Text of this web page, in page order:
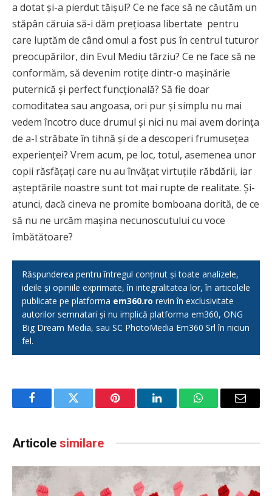
a dotat și-a pierdut tăișul? Ce ne face să ne căutăm un
stăpân căruia să-i dăm prețioasa libertate pentru
care luptăm de când omul a fost pus în centrul tuturor
preocupărilor, din Evul Mediu târziu? Ce ne face să ne
conformăm, să devenim rotițe dintr-o mașinărie
puternică și perfect funcțională? Să fie doar
comoditatea sau angoasa, ori pur și simplu nu mai
vedem încotro duce drumul și nici nu mai avem dorința
de a-l străbate în tihnă și de a descoperi frumusețea
experienței? Vrem acum, pe loc, totul, asemenea unor
copii răsfățați care nu au învățat virtuțile răbdării, iar
așteptările noastre sunt tot mai rupte de realitate. Și-
atunci, dacă cineva ne promite bomboana dorită, de ce
să nu ne urcăm mașina necunoscutului cu voce
îmbătătoare?
Răspunderea pentru întregul conținut și toate analizele,
ideile și opiniile exprimate, în integralitatea lor, în articolele
publicate pe platforma em360.ro revin în exclusivitate
autorilor semnatari și nu implică platforma em360, ONG
Big Dream Media, sau SC PhotoMedia Em360 Srl în niciun
fel.
FacebookTwitter Pinterest LinkedInWhatsAppEmail
Articole similare